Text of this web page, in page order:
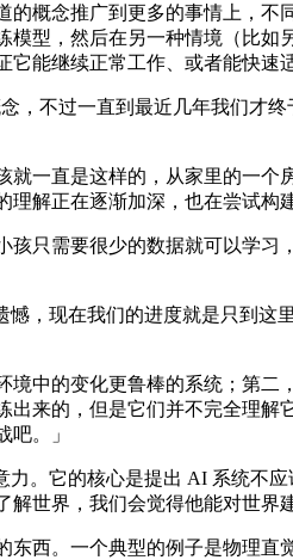
概念推广到更多的事情上，不
型，然后在另一种情境（比如
能继续正常工作、或者能快速适
不过一直到最近几年我们才
一直是这样的，从家里的一个
解正在逐渐加深，也在尝试构
只需要很少的数据就可以学习
，现在我们的进度就是只到这
的变化更鲁棒的系统；第二
来的，但是它们并不完全理解
。」
。它的核心是提出 AI 系统不
世界，我们会觉得他能对世界
西。一个典型的例子是物理直